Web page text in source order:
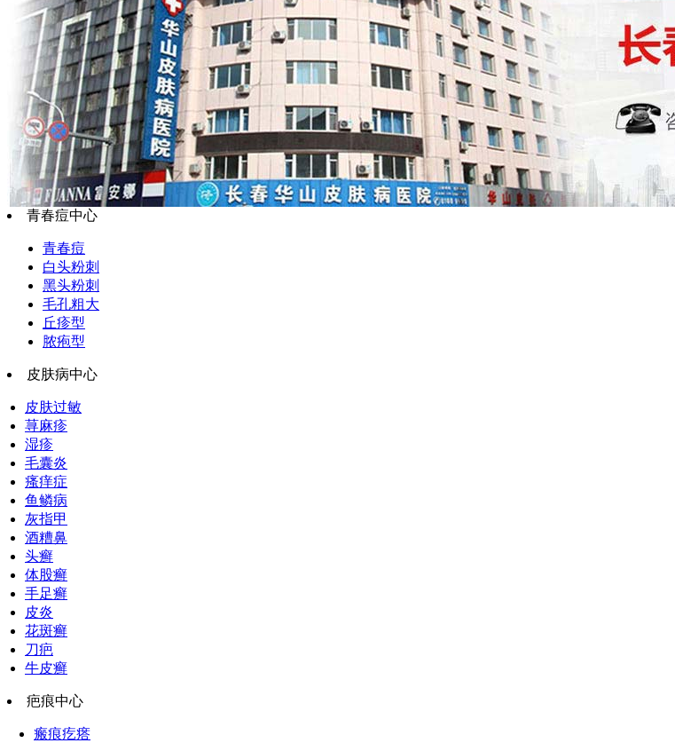
青春痘中心
青春痘
白头粉刺
黑头粉刺
毛孔粗大
丘疹型
脓疱型
皮肤病中心
皮肤过敏
荨麻疹
湿疹
毛囊炎
瘙痒症
鱼鳞病
灰指甲
酒糟鼻
头癣
体股癣
手足癣
皮炎
花斑癣
刀疤
牛皮癣
疤痕中心
瘢痕疙瘩